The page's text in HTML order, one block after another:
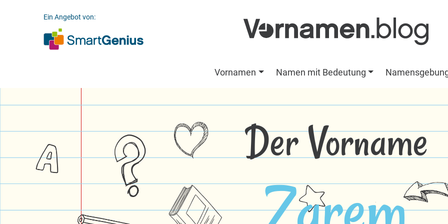
Ein Angebot von:
Vornamen Namen mit Bedeutung
Der Vorname